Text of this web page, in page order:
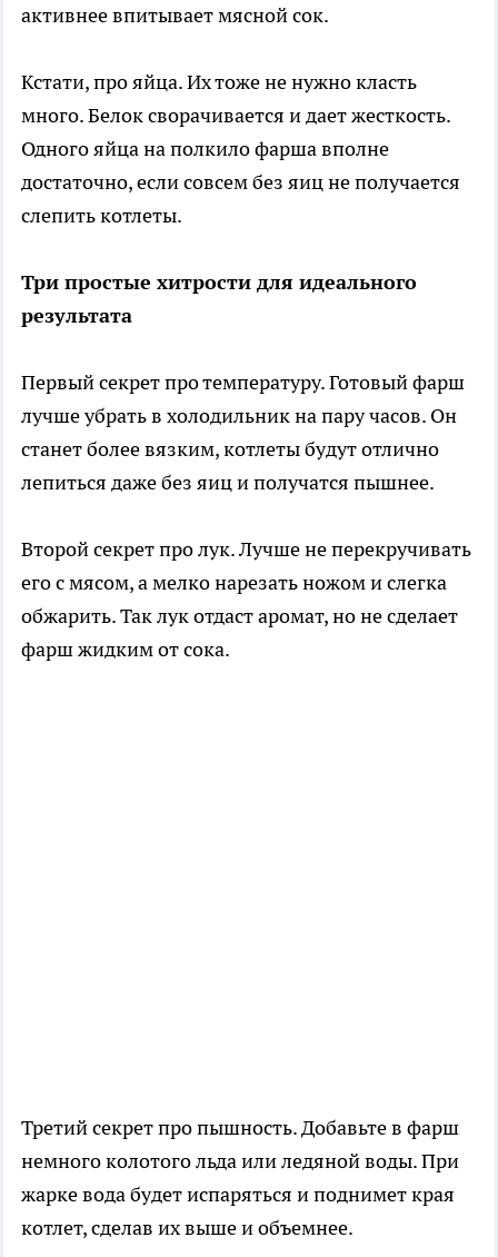
активнее впитывает мясной сок.
Кстати, про яйца. Их тоже не нужно класть
много. Белок сворачивается и дает жесткость.
Одного яйца на полкило фарша вполне
достаточно, если совсем без яиц не получается
слепить котлеты.
Три простые хитрости для идеального
результата
Первый секрет про температуру. Готовый фарш
лучше убрать в холодильник на пару часов. Он
станет более вязким, котлеты будут отлично
лепиться даже без яиц и получатся пышнее.
Второй секрет про лук. Лучше не перекручивать
его с мясом, а мелко нарезать ножом и слегка
обжарить. Так лук отдаст аромат, но не сделает
фарш жидким от сока.
Третий секрет про пышность. Добавьте в фарш
немного колотого льда или ледяной воды. При
жарке вода будет испаряться и поднимет края
котлет, сделав их выше и объемнее.